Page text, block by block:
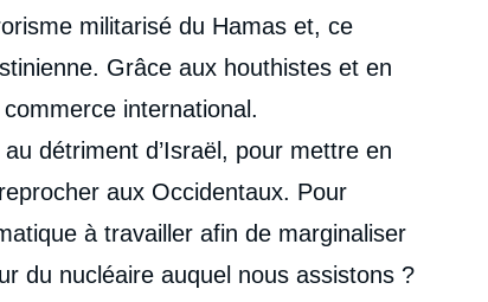
militarisé du Hamas et, ce
Grâce aux houthistes et en
international.
détriment d’Israël, pour mettre en
aux Occidentaux. Pour
à travailler afin de marginaliser
du nucléaire auquel nous assistons ?